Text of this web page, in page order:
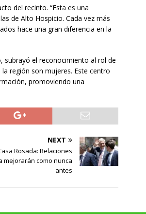
del recinto. “Esta es una
de Alto Hospicio. Cada vez más
hace una gran diferencia en la
subrayó el reconocimiento al rol de
la región son mujeres. Este centro
promoviendo una
NEXT
Rosada: Relaciones
mejorarán como nunca
antes